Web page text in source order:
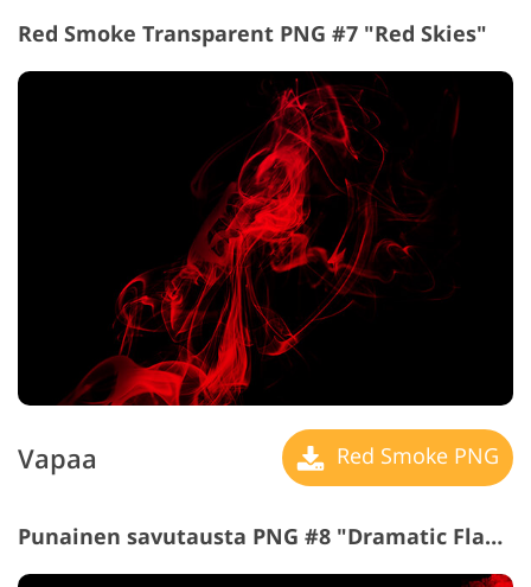
Red Smoke Transparent PNG #7 "Red Skies"
Vapaa Red Smoke PNG
Punainen savutausta PNG #8 "Dramatic Flame"